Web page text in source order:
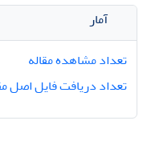
آمار
تعداد مشاهده مقاله
تعداد دریافت فایل اصل